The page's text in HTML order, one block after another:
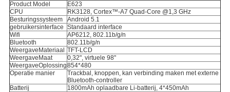
Product Model
E623
CPU
RK3128, Cortex™-A7 Quad-Core @1,3 GHz
Besturingssysteem
Android 5.1
gebruikersinterface Standaard interface
Wifi
AP6212, 802.11b/g/n
Bluetooth
802.11b/g/n
Weergave Materiaal TFT-LCD
Weergave Maat
0,32", virtuele 98"
WeergaveOplossing854*480
Operatie manier
Trackbal, knoppen, kan verbinding maken met externe
Bluetooth-controller
Batterij
1800mAh oplaadbare Li-batterij, 4*450mAh